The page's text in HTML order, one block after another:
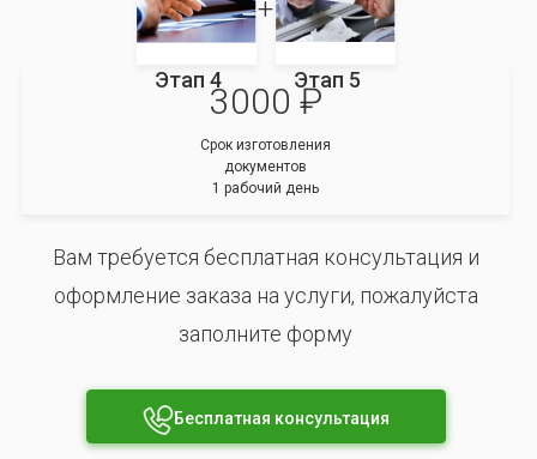
Этап 4 Этап 5
3000 ₽
Срок изготовления
документов
1 рабочий день
Вам требуется бесплатная консультация и
оформление заказа на услуги, пожалуйста
заполните форму
Бесплатная консультация